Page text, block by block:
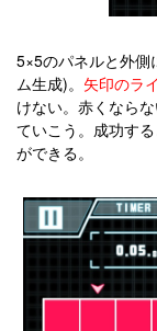
5×5のパネルと外側
ム生成)。 矢印のラ
けない。赤くなら
ていこう。成功する
ができる。